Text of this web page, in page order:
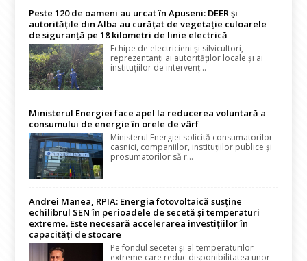
Peste 120 de oameni au urcat în Apuseni: DEER și
autoritățile din Alba au curățat de vegetație culoarele
de siguranță pe 18 kilometri de linie electrică
Echipe de electricieni și silvicultori,
reprezentanți ai autorităților locale și ai
instituțiilor de intervenț...
Ministerul Energiei face apel la reducerea voluntară a
consumului de energie în orele de vârf
Ministerul Energiei solicită consumatorilor
casnici, companiilor, instituțiilor publice și
prosumatorilor să r...
Andrei Manea, RPIA: Energia fotovoltaică susține
echilibrul SEN în perioadele de secetă și temperaturi
extreme. Este necesară accelerarea investițiilor în
capacități de stocare
Pe fondul secetei și al temperaturilor
extreme care reduc disponibilitatea unor